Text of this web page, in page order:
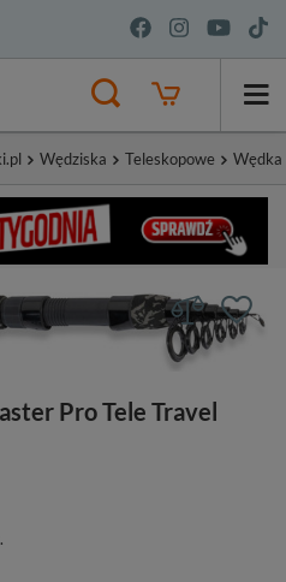
Wędziska Teleskopowe Wędka
Pro Tele Travel